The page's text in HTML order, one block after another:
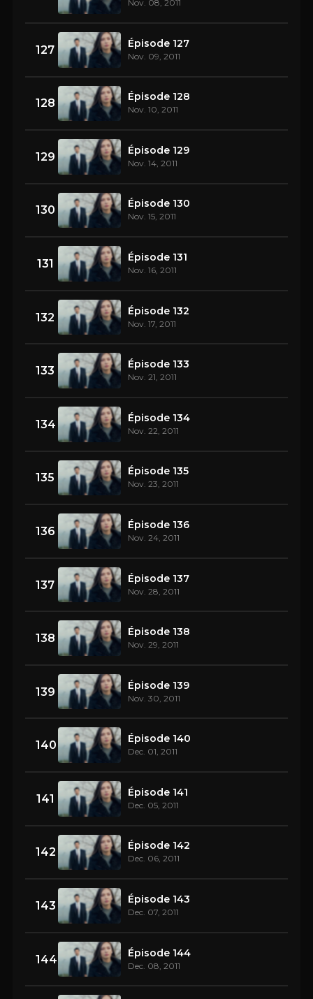
Nov. 08, 2011
127 Épisode 127
Nov. 09, 2011
128 Épisode 128
Nov. 10, 2011
129 Épisode 129
Nov. 14, 2011
130 Épisode 130
Nov. 15, 2011
131 Épisode 131
Nov. 16, 2011
132 Épisode 132
Nov. 17, 2011
133 Épisode 133
Nov. 21, 2011
134 Épisode 134
Nov. 22, 2011
135 Épisode 135
Nov. 23, 2011
136 Épisode 136
Nov. 24, 2011
137 Épisode 137
Nov. 28, 2011
138 Épisode 138
Nov. 29, 2011
139 Épisode 139
Nov. 30, 2011
140 Épisode 140
Dec. 01, 2011
141 Épisode 141
Dec. 05, 2011
142 Épisode 142
Dec. 06, 2011
143 Épisode 143
Dec. 07, 2011
144 Épisode 144
Dec. 08, 2011